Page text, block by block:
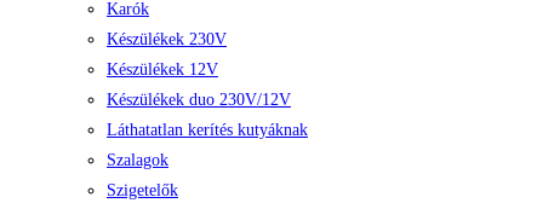
Karók
Készülékek 230V
Készülékek 12V
Készülékek duo 230V/12V
Láthatatlan kerítés kutyáknak
Szalagok
Szigetelők